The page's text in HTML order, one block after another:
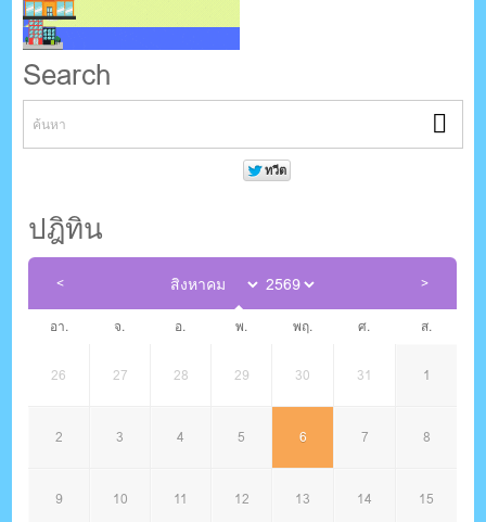
Search
ปฎิทิน
อา. จ. อ. พ. พฤ. ศ. ส.
26 27 28 29 30 31 1
2 3 4 5 6 7 8
9 10 11 12 13 14 15